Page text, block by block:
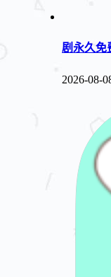
剧永久免
2026-08-